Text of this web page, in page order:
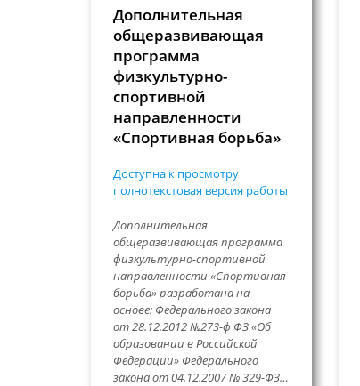
Дополнительная
общеразвивающая
программа
физкультурно-
спортивной
направленности
«Спортивная борьба»
Доступна к просмотру
полнотекстовая версия работы
Дополнительная
общеразвивающая программа
физкультурно-спортивной
направленности «Спортивная
борьба» разработана на
основе: Федерального закона
от 28.12.2012 №273-ф ФЗ «Об
образовании в Российской
Федерации» Федерального
закона от 04.12.2007 № 329-ФЗ…